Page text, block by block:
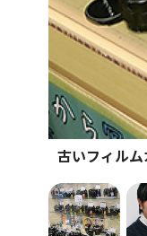
古いフィル